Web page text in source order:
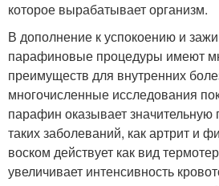
которое вырабатывает организм.
В дополнение к успокоению и
парафиновые процедуры имеют
преимуществ для внутренних
многочисленные исследования
парафин оказывает
таких заболеваний, как артрит и
воском действует как вид
увеличивает интенсивность